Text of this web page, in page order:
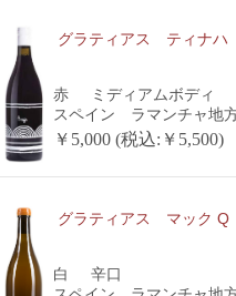
グラティアス ティナ
赤
ミディアムボディ
スペイン ラマンチャ地
￥5,000 (税込:￥5,500)
グラティアス マック
白
辛口